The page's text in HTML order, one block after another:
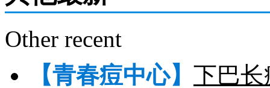
Other recent
【青春痘中心】 下巴